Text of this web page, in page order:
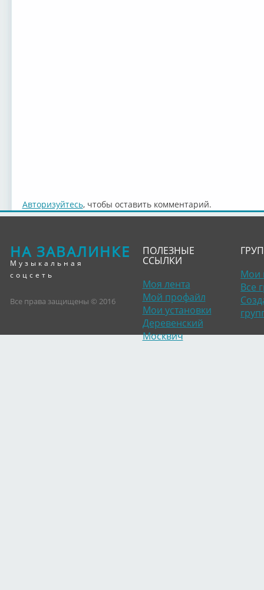
Авторизуйтесь, чтобы оставить комментарий.
НА ЗАВАЛИНКЕ
Музыкальная
соцсеть
Все права защищены © 2016
ПОЛЕЗНЫЕ
ССЫЛКИ
Моя лента
Мой профайл
Мои установки
Деревенский
Москвич
Мои
Все